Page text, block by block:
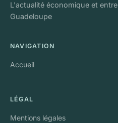
L'actualité économique et
Guadeloupe
NAVIGATION
Accueil
LÉGAL
Mentions légales